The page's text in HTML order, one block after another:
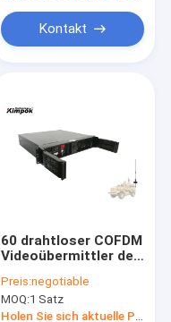
Kontakt
60 drahtloser COFDM
Videoübermittler des
Landfahrzeug-
Preis:negotiable
MOQ:1 Satz
Holen Sie sich aktuelle Preis